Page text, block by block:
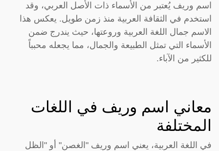
اسم وريف يُعتبر من الأسماء ذات الأصل العربي، وقد
استخدم في الثقافة العربية منذ زمن طويل. يعكس هذا
الاسم جمال اللغة العربية وروعتها، حيث يندرج ضمن
الأسماء التي تمثل الطبيعة والجمال، مما يجعله محبباً
للكثير من الآباء.
معاني اسم وريف في اللغات
المختلفة
في اللغة العربية، يعني اسم وريف "الغصن" أو "الظل